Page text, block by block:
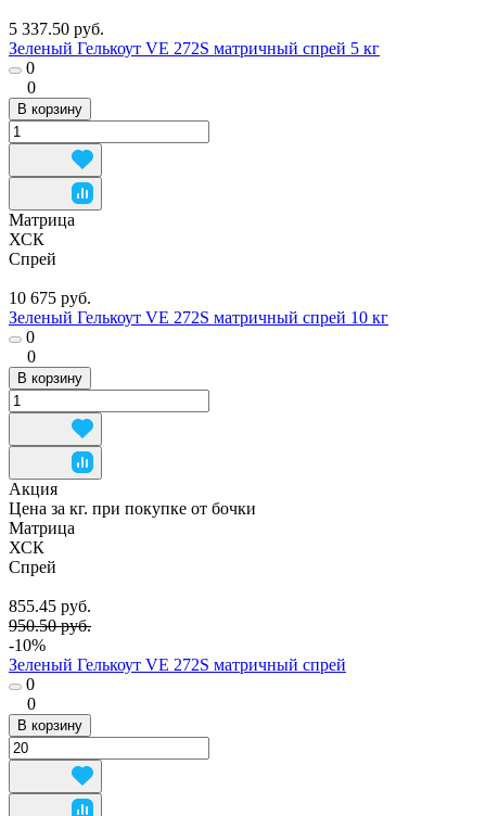
5 337.50 руб.
Зеленый Гелькоут VE 272S матричный спрей 5 кг
0
0
В корзину
Матрица
ХСК
Спрей
10 675 руб.
Зеленый Гелькоут VE 272S матричный спрей 10 кг
0
0
В корзину
Акция
Цена за кг. при покупке от бочки
Матрица
ХСК
Спрей
855.45 руб.
950.50 руб.
-10%
Зеленый Гелькоут VE 272S матричный спрей
0
0
В корзину